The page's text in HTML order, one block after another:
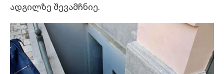
ადგილზე შევამჩნიე.